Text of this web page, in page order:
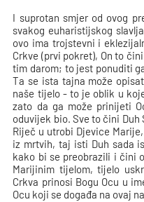
I suprotan smjer od ovog
svakog euharistijskog
ovo ima trojstevni i
Crkve (prvi pokret), On to
tim darom; to jest ponuditi
Ta se ista tajna može
naše tijelo - to je oblik u
zato da ga može prinijeti
oduvijek bio. Sve to čini
Riječ u utrobi Djevice
iz mrtvih, taj isti Duh sada
kako bi se preobrazili i čini
Marijinim tijelom, tijelo
Crkva prinosi Bogu Ocu u
Ocu koji se događa na ovaj